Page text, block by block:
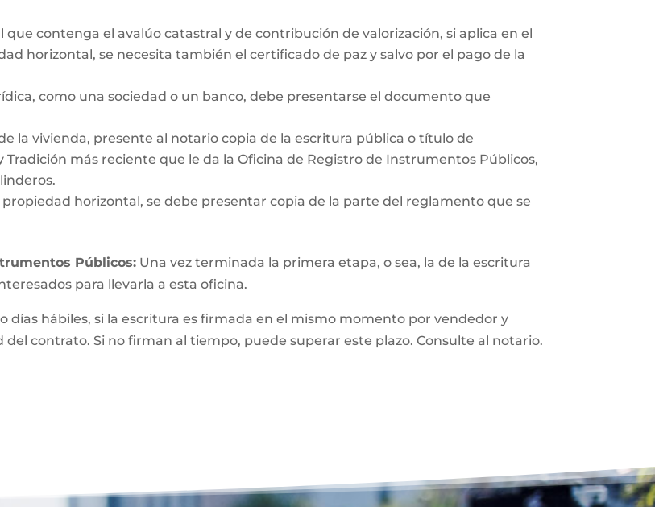
contenga el avalúo catastral y de contribución de valorización, si aplica en el
horizontal, se necesita también el certificado de paz y salvo por el pago de la
como una sociedad o un banco, debe presentarse el documento que
la vivienda, presente al notario copia de la escritura pública o título de
más reciente que le da la Oficina de Registro de Instrumentos Públicos,
horizontal, se debe presentar copia de la parte del reglamento que se
Públicos: Una vez terminada la primera etapa, o sea, la de la escritura
para llevarla a esta oficina.
días hábiles, si la escritura es firmada en el mismo momento por vendedor y
contrato. Si no firman al tiempo, puede superar este plazo. Consulte al notario.